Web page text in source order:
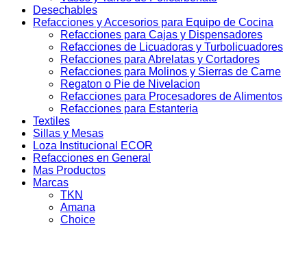
Desechables
Refacciones y Accesorios para Equipo de Cocina
Refacciones para Cajas y Dispensadores
Refacciones de Licuadoras y Turbolicuadores
Refacciones para Abrelatas y Cortadores
Refacciones para Molinos y Sierras de Carne
Regaton o Pie de Nivelacion
Refacciones para Procesadores de Alimentos
Refacciones para Estanteria
Textiles
Sillas y Mesas
Loza Institucional ECOR
Refacciones en General
Mas Productos
Marcas
TKN
Amana
Choice